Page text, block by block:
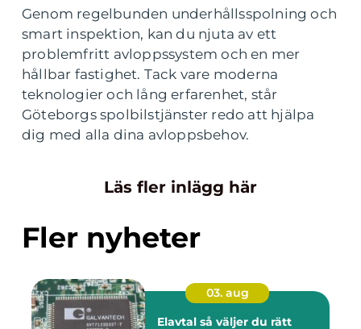
Genom regelbunden underhållsspolning och
smart inspektion, kan du njuta av ett
problemfritt avloppssystem och en mer
hållbar fastighet. Tack vare moderna
teknologier och lång erfarenhet, står
Göteborgs spolbilstjänster redo att hjälpa
dig med alla dina avloppsbehov.
Läs fler inlägg här
Fler nyheter
03. aug
Elavtal så väljer du rätt